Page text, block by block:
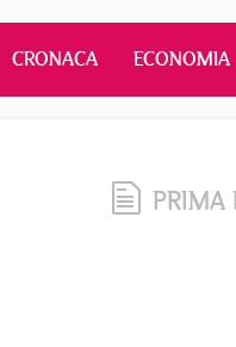
CRONACA ECONOMIA
PRIMA